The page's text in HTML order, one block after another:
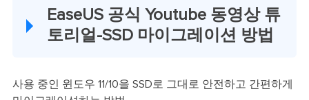
EaseUS 공식 Youtube 동영상 튜
토리얼-SSD 마이그레이션 방법
사용 중인 윈도우 11/10을 SSD로 그대로 안전하고 간편하게